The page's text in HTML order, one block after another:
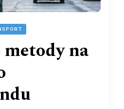
metody na